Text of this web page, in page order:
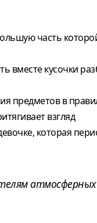
часть
кусочки
предметов в
взгляд
которая